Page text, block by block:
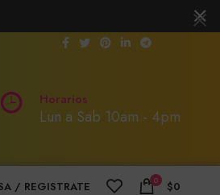
Horarios
Lun a Sab 10am - 4pm
/ REGISTRATE 0 $0